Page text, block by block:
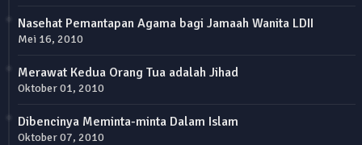
Nasehat Pemantapan Agama bagi Jamaah Wanita LDII
Mei 16, 2010
Merawat Kedua Orang Tua adalah Jihad
Oktober 01, 2010
Dibencinya Meminta-minta Dalam Islam
Oktober 07, 2010